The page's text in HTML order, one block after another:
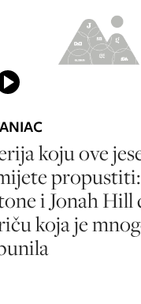
koju ove
i Jonah Hill
koja je